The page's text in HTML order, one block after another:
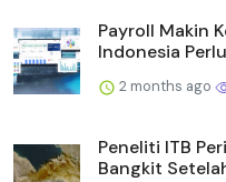
Payroll Makin
Indonesia
2 months ago
Peneliti ITB
Bangkit